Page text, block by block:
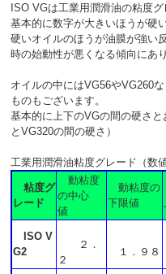
ISO VGは工業用潤滑油の粘度グ
基本的に数字が大きいほうが硬
硬いオイルのほうが油膜が強い
時の始動性が悪くなる傾向にあり
オイルの中にはVG56やVG260
ものもございます。
基本的に上下のVGの間の硬さ
とVG320の間の硬さ）
工業用潤滑油粘度グレード（数
粘度グ
レード
動粘度
の中心
値
動粘度の
下限値
ISO V
G2
２．
２
１．９８